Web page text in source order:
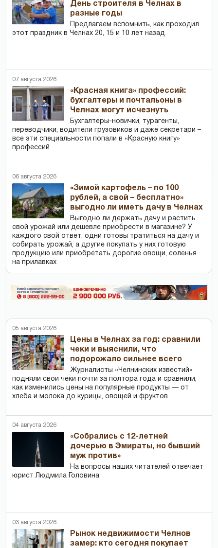
День строителя в Челнах в
разные годы
Предлагаем вспомнить, как проходил
этот праздник в Челнах 20, 15 и 10 лет назад
07 августа 2026
«Красная книга» профессий:
бухгалтеры и почтальоны в
Челнах могут исчезнуть
Бухгалтеры-новички, тур­агенты,
переводчики, водители грузовиков и даже секретари –
все эти специальности попали в «Красную книгу»
профессий
06 августа 2026
«Зимой картофель – по 100
рублей, а свой – бесплатно»
выгодно ли иметь дачу в Челнах
Выгодно ли держать дачу и растить
свой урожай или дешевле приобрести в магазине? У
каждого свой ответ: одни готовы тратиться на дачу и
собирать урожай, а другие покупать у них готовую
продукцию или приобретать дорогие овощи, соленья
на прилавках
05 августа 2026
Цены в Челнах за год: сравнили
чеки и выяснили, что
подорожало сильнее всего
Журналисты «Челнинских известий»
подняли свои чеки почти за полтора года и сравнили,
как изменились цены на популярные продукты — от
хлеба и молока до курицы, овощей и фруктов
04 августа 2026
«Собрались с 12-летней
дочерью в Эмираты, но бывший
муж против»
На вопросы наших читателей отвечает
юрист Людмила Головина
03 августа 2026
Рынок недвижимости Челнов
замер: кто сегодня покупает